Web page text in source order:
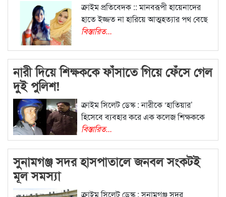
ক্রাইম প্রতিবেদক :: মানবরূপী হায়েনাদের
হাতে ইজ্জত না হারিয়ে আত্মহত্যার পথ বেছে
বিস্তারিত...
নারী দিয়ে শিক্ষককে ফাঁসাতে গিয়ে ফেঁসে গেল
দুই পুলিশ!
ক্রাইম সিলেট ডেস্ক : নারীকে ‘হাতিয়ার’
হিসেবে ব্যবহার করে এক কলেজ শিক্ষককে
বিস্তারিত...
সুনামগঞ্জ সদর হাসপাতালে জনবল সংকটই
মূল সমস্যা
ক্রাইম সিলেট ডেস্ক : সুনামগঞ্জ সদর